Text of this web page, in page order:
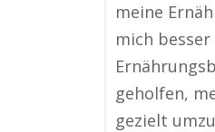
meine
mich
geholfen,
gezielt